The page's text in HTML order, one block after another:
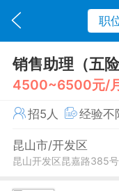
职
销售助理（五险
4500~6500元/
招5人 经验不
昆山市/开发区
昆山开发区昆嘉路385号